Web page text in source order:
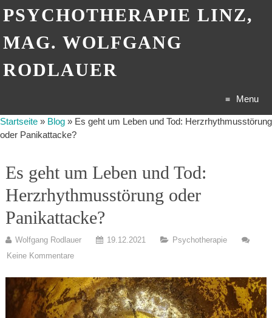
PSYCHOTHERAPIE LINZ,
MAG. WOLFGANG
RODLAUER
Menu
Startseite » Blog » Es geht um Leben und Tod: Herzrhythmusstörung
oder Panikattacke?
Es geht um Leben und Tod:
Herzrhythmusstörung oder
Panikattacke?
Wolfgang Rodlauer 19.12.2021
Psychotherapie
Keine Kommentare